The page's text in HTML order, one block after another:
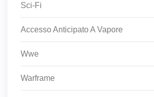
Sci-Fi
Accesso Anticipato A Vapore
Wwe
Warframe